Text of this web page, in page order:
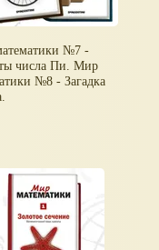
№7 -
числа Пи. Мир
№8 - Загадка